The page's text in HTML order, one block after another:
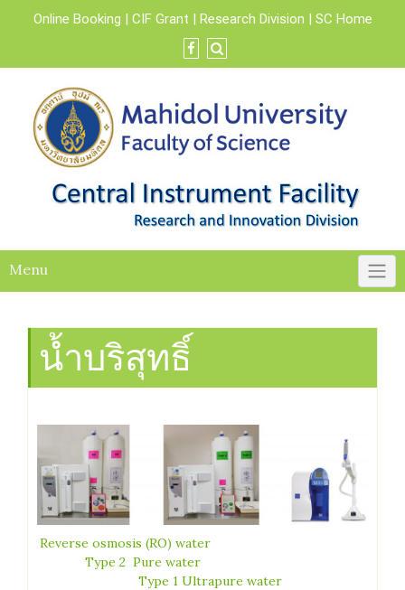
Online Booking | CIF Grant | Research Division | SC Home
Menu
น้ำบริสุทธิ์
Reverse osmosis (RO) water
Type 2 Pure water
Type 1 Ultrapure water